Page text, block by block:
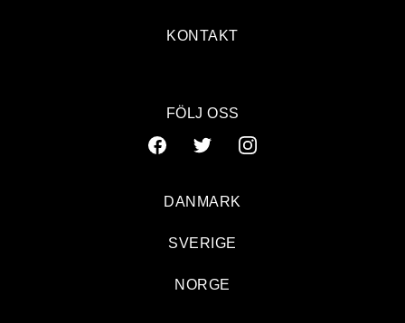
KONTAKT
FÖLJ OSS
DANMARK
SVERIGE
NORGE